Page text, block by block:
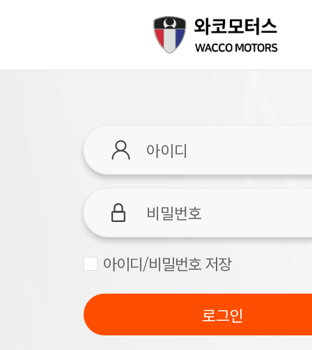
아이디/비밀번호 저장
로그인